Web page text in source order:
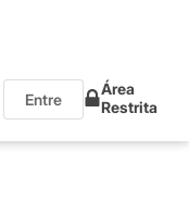
Entre
Área
Restrita